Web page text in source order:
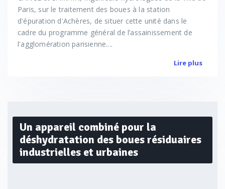
Paris, sur le traitement des boues à la station
d'épuration d'Achères, de situer cette unité dans le
cadre du programme général de l’assainissement de
l'agglomération parisienne....
Lire plus
Un appareil combiné pour la
déshydratation des boues résiduaires
industrielles et urbaines